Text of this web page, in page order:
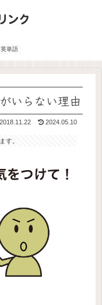
単語
いらない理由
2018.11.22 2024.05.10
す。